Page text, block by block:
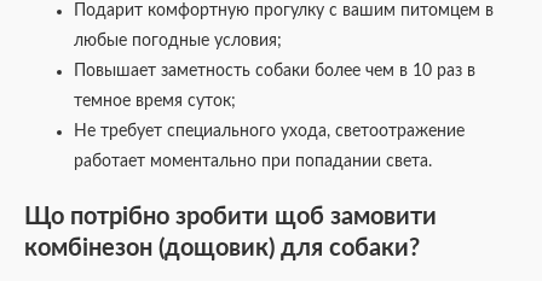
Подарит комфортную прогулку с вашим питомцем в
любые погодные условия;
Повышает заметность собаки более чем в 10 раз в
темное время суток;
Не требует специального ухода, светоотражение
работает моментально при попадании света.
Що потрібно зробити щоб замовити
комбінезон (дощовик) для собаки?